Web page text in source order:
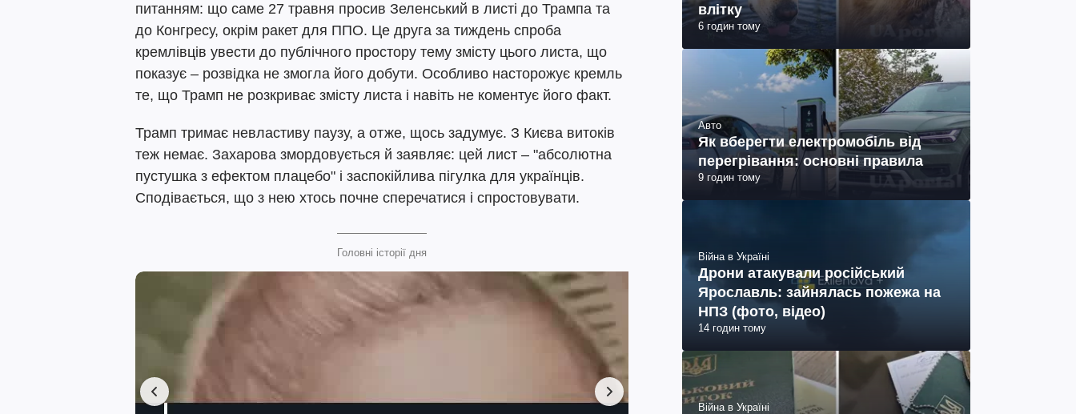
питанням: що саме 27 травня просив Зеленський в листі до Трампа та
до Конгресу, окрім ракет для ППО. Це друга за тиждень спроба
кремлівців увести до публічного простору тему змісту цього листа, що
показує – розвідка не змогла його добути. Особливо насторожує кремль
те, що Трамп не розкриває змісту листа і навіть не коментує його факт.
Трамп тримає невластиву паузу, а отже, щось задумує. З Києва витоків
теж немає. Захарова змордовується й заявляє: цей лист – "абсолютна
пустушка з ефектом плацебо" і заспокійлива пігулка для українців.
Сподівається, що з нею хтось почне сперечатися і спростовувати.
Головні історії дня
влітку
6 годин тому
Авто
Як вберегти електромобіль від
перегрівання: основні правила
9 годин тому
Війна в Україні
Дрони атакували російський
Ярославль: зайнялась пожежа на
НПЗ (фото, відео)
14 годин тому
Війна в Україні